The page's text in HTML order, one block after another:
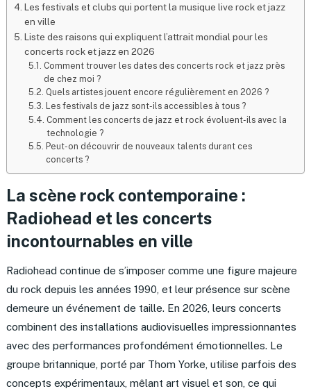
Les festivals et clubs qui portent la musique live rock et jazz
en ville
Liste des raisons qui expliquent l’attrait mondial pour les
concerts rock et jazz en 2026
Comment trouver les dates des concerts rock et jazz près
de chez moi ?
Quels artistes jouent encore régulièrement en 2026 ?
Les festivals de jazz sont-ils accessibles à tous ?
Comment les concerts de jazz et rock évoluent-ils avec la
technologie ?
Peut-on découvrir de nouveaux talents durant ces
concerts ?
La scène rock contemporaine :
Radiohead et les concerts
incontournables en ville
Radiohead continue de s’imposer comme une figure majeure
du rock depuis les années 1990, et leur présence sur scène
demeure un événement de taille. En 2026, leurs concerts
combinent des installations audiovisuelles impressionnantes
avec des performances profondément émotionnelles. Le
groupe britannique, porté par Thom Yorke, utilise parfois des
concepts expérimentaux, mêlant art visuel et son, ce qui